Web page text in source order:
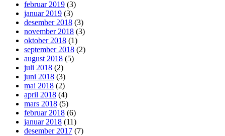
februar 2019 (3)
januar 2019 (3)
desember 2018 (3)
november 2018 (3)
oktober 2018 (1)
september 2018 (2)
august 2018 (5)
juli 2018 (2)
juni 2018 (3)
mai 2018 (2)
april 2018 (4)
mars 2018 (5)
februar 2018 (6)
januar 2018 (11)
desember 2017 (7)